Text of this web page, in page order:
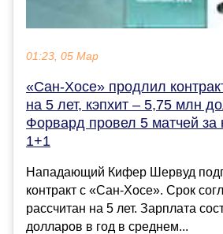
01:23, 05 Мар
«Сан-Хосе» продлил
на 5 лет, кэпхит – 5,75 млн
Форвард провел 5 матчей за
1+1
Нападающий Кифер Шервуд
контракт с «Сан-Хосе». Срок
рассчитан на 5 лет. Зарплата
долларов в год в среднем...